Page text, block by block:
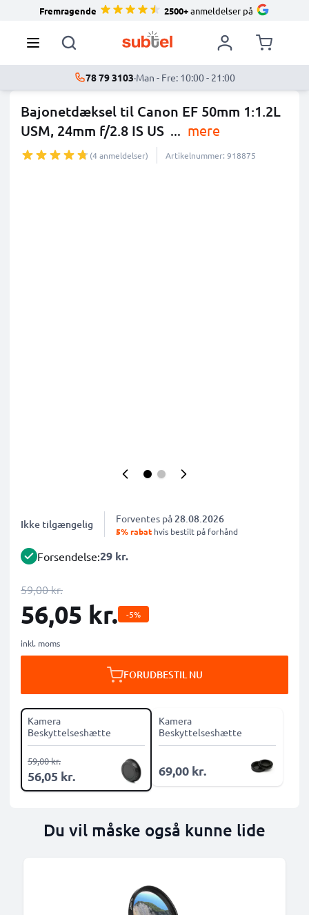
Fremragende 2500+anmeldelser på
78 79 3103·Man - Fre: 10:00 - 21:00
Bajonetdæksel til Canon EF 50mm 1:1.2L
USM, 24mm f/2.8 IS US ... mere
(4 anmeldelser) Artikelnummer: 918875
Ikke tilgængelig Forventes på 28.08.2026
5% rabat hvis bestilt på forhånd
Forsendelse:29 kr.
59,00 kr.
56,05 kr. -5%
inkl. moms
FORUDBESTIL NU
Kamera
Beskyttelseshætte
56,05 kr.
59,00 kr.
Kamera
Beskyttelseshætte
69,00 kr.
Du vil måske også kunne lide